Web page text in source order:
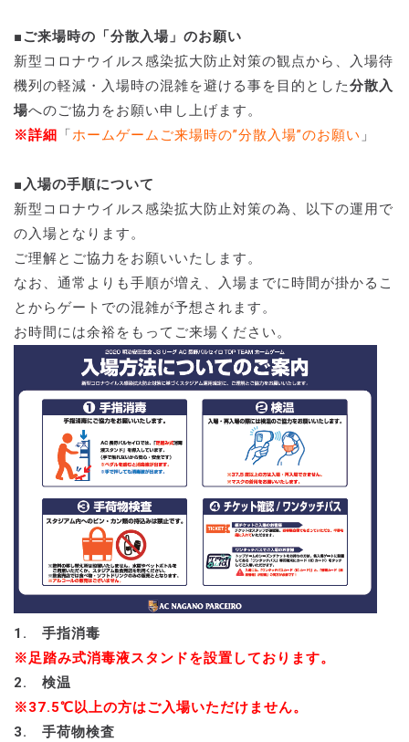
■ご来場時の「分散入場」のお願い
新型コロナウイルス感染拡大防止対策の観点から、入場待
機列の軽減・入場時の混雑を避ける事を目的とした分散入
場へのご協力をお願い申し上げます。
※詳細 「ホームゲームご来場時の”分散入場”のお願い 」
■入場の手順について
新型コロナウイルス感染拡大防止対策の為、以下の運用で
の入場となります。
ご理解とご協力をお願いいたします。
なお、通常よりも手順が増え、入場までに時間が掛かるこ
とからゲートでの混雑が予想されます。
お時間には余裕をもってご来場ください。
1. 手指消毒
※足踏み式消毒液スタンドを設置しております。
2. 検温
※37.5℃以上の方はご入場いただけません。
3. 手荷物検査